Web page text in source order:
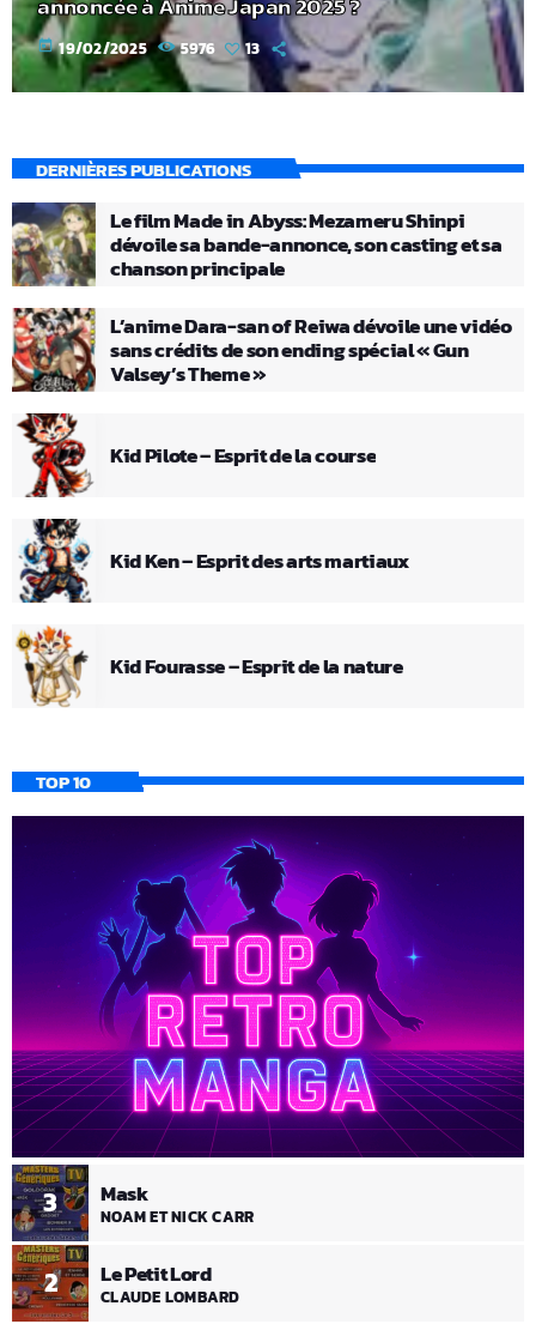
annoncée à Anime Japan 2025 ?
today 19/02/2025 5976 13
DERNIÈRES PUBLICATIONS
Le film Made in Abyss: Mezameru Shinpi
dévoile sa bande-annonce, son casting et sa
chanson principale
L’anime Dara-san of Reiwa dévoile une vidéo
sans crédits de son ending spécial « Gun
Valsey’s Theme »
Kid Pilote – Esprit de la course
Kid Ken – Esprit des arts martiaux
Kid Fourasse – Esprit de la nature
TOP 10
2 Le Petit Lord
CLAUDE LOMBARD
3 Mask
NOAM ET NICK CARR